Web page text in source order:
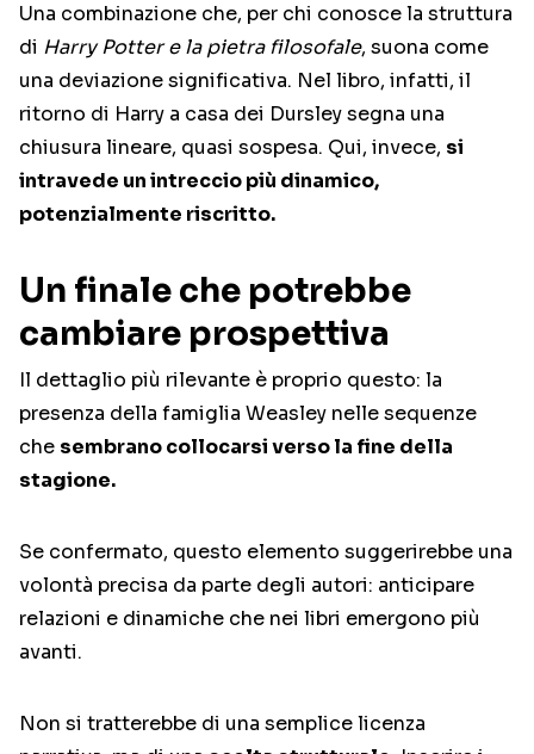
Una combinazione che, per chi conosce la struttura
di Harry Potter e la pietra filosofale, suona come
una deviazione significativa. Nel libro, infatti, il
ritorno di Harry a casa dei Dursley segna una
chiusura lineare, quasi sospesa. Qui, invece, si
intravede un intreccio più dinamico,
potenzialmente riscritto.
Un finale che potrebbe
cambiare prospettiva
Il dettaglio più rilevante è proprio questo: la
presenza della famiglia Weasley nelle sequenze
che sembrano collocarsi verso la fine della
stagione.
Se confermato, questo elemento suggerirebbe una
volontà precisa da parte degli autori: anticipare
relazioni e dinamiche che nei libri emergono più
avanti.
Non si tratterebbe di una semplice licenza